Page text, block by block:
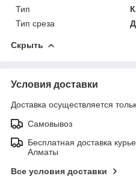
Тип
Тип среза
Скрыть
Условия доставки
Доставка осуществляется
Самовывоз
Бесплатная доставка
Алматы
Все условия доставки